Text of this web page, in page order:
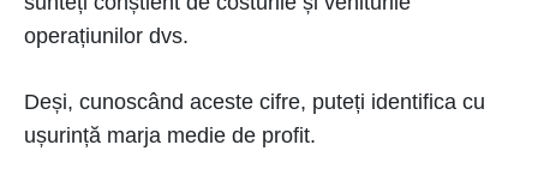
operațiunilor dvs.
Deși, cunoscând aceste cifre, puteți identifica cu
ușurință marja medie de profit.